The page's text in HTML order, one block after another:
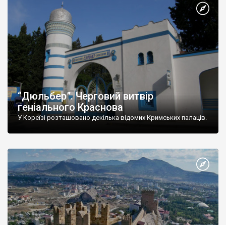
“Дюльбер”. Черговий витвір
геніального Краснова
У Кореїзі розташовано декілька відомих Кримських палаців.